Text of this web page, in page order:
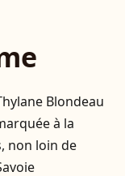
Blondeau
à la
non loin de